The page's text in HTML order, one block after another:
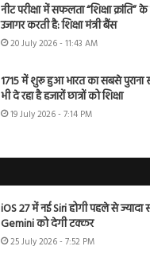
नीट परीक्षा में सफलता “शिक्षा क्रांति”
उजागर करती है: शिक्षा मंत्री बैंस
20 July 2026 - 11:43 AM
1715 में शुरू हुआ भारत का सबसे
भी दे रहा है हजारों छात्रों को शिक्षा
19 July 2026 - 7:14 PM
iOS 27 में नई Siri होगी पहले से ज्यादा
Gemini को देगी टक्कर
25 July 2026 - 7:52 PM